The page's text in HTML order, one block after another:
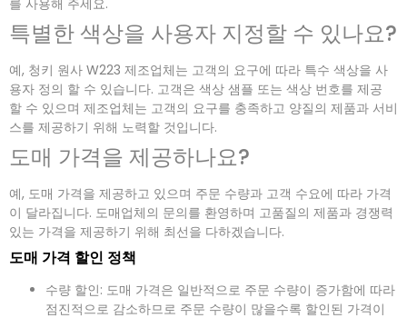
특별한 색상을 사용자 지정할 수 있나요?
예, 청키 원사 W223 제조업체는 고객의 요구에 따라 특수 색상을 사
용자 정의 할 수 있습니다. 고객은 색상 샘플 또는 색상 번호를 제공
할 수 있으며 제조업체는 고객의 요구를 충족하고 양질의 제품과 서비
스를 제공하기 위해 노력할 것입니다.
도매 가격을 제공하나요?
예, 도매 가격을 제공하고 있으며 주문 수량과 고객 수요에 따라 가격
이 달라집니다. 도매업체의 문의를 환영하며 고품질의 제품과 경쟁력
있는 가격을 제공하기 위해 최선을 다하겠습니다.
도매 가격 할인 정책
수량 할인: 도매 가격은 일반적으로 주문 수량이 증가함에 따라
점진적으로 감소하므로 주문 수량이 많을수록 할인된 가격이